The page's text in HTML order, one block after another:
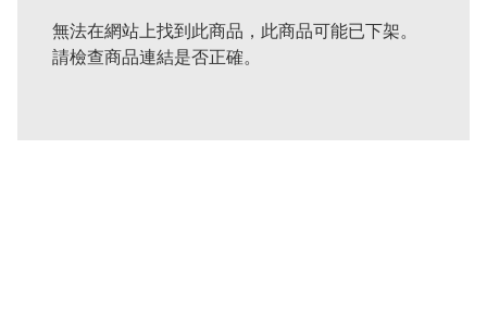
無法在網站上找到此商品，此商品可能已下架。
請檢查商品連結是否正確。